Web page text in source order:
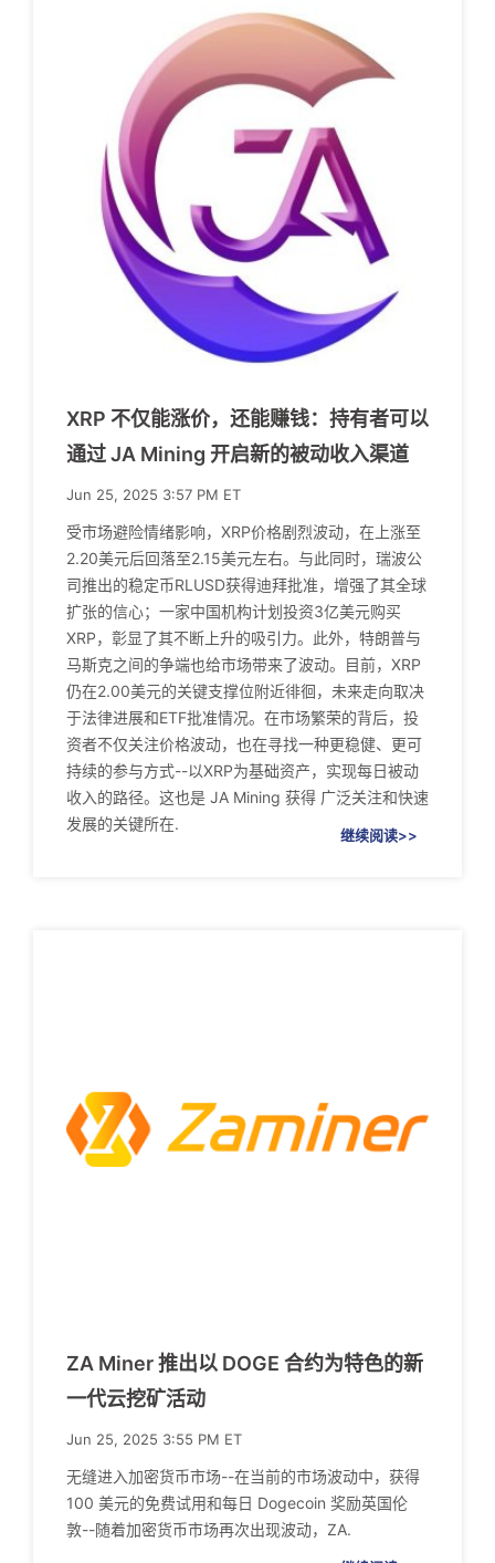
XRP 不仅能涨价，还能赚钱：持有者可以
通过 JA Mining 开启新的被动收入渠道
Jun 25, 2025 3:57 PM ET
受市场避险情绪影响，XRP价格剧烈波动，在上涨至
2.20美元后回落至2.15美元左右。与此同时，瑞波公
司推出的稳定币RLUSD获得迪拜批准，增强了其全球
扩张的信心；一家中国机构计划投资3亿美元购买
XRP，彰显了其不断上升的吸引力。此外，特朗普与
马斯克之间的争端也给市场带来了波动。目前，XRP
仍在2.00美元的关键支撑位附近徘徊，未来走向取决
于法律进展和ETF批准情况。在市场繁荣的背后，投
资者不仅关注价格波动，也在寻找一种更稳健、更可
持续的参与方式--以XRP为基础资产，实现每日被动
收入的路径。这也是 JA Mining 获得 广泛关注和快速
发展的关键所在.
继续阅读>>
ZA Miner 推出以 DOGE 合约为特色的新
一代云挖矿活动
Jun 25, 2025 3:55 PM ET
无缝进入加密货币市场--在当前的市场波动中，获得
100 美元的免费试用和每日 Dogecoin 奖励英国伦
敦--随着加密货币市场再次出现波动，ZA.